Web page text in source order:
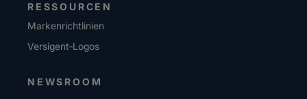
RESSOURCEN
Markenrichtlinien
Versigent‑Logos
NEWSROOM